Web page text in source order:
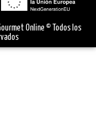
Online © Todos los